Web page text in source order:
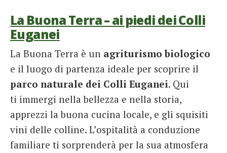
La Buona Terra – ai piedi dei Colli
Euganei
La Buona Terra è un agriturismo biologico
e il luogo di partenza ideale per scoprire il
parco naturale dei Colli Euganei. Qui
ti immergi nella bellezza e nella storia,
apprezzi la buona cucina locale, e gli squisiti
vini delle colline. L’ospitalità a conduzione
familiare ti sorprenderà per la sua atmosfera